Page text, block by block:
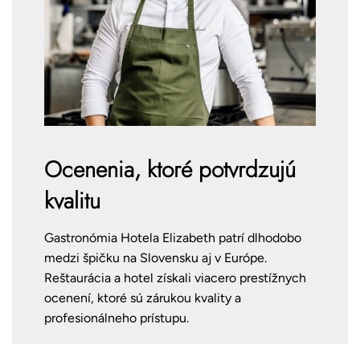
Ocenenia, ktoré potvrdzujú
kvalitu
Gastronómia Hotela Elizabeth patrí dlhodobo
medzi špičku na Slovensku aj v Európe.
Reštaurácia a hotel získali viacero prestížnych
ocenení, ktoré sú zárukou kvality a
profesionálneho prístupu.